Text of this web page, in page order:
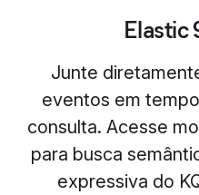
Elastic
Junte
eventos em
consulta. Acesse
para busca
expressiva do